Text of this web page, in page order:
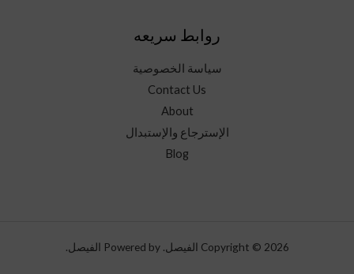
روابط سريعه
سياسة الخصوصية
Contact Us
About
الإسترجاع والإستبدال
Blog
Copyright © 2026 الفيصل. Powered by الفيصل.